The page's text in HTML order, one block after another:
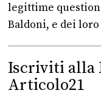
legittime
Baldoni, e dei
Iscriviti alla
Articolo21